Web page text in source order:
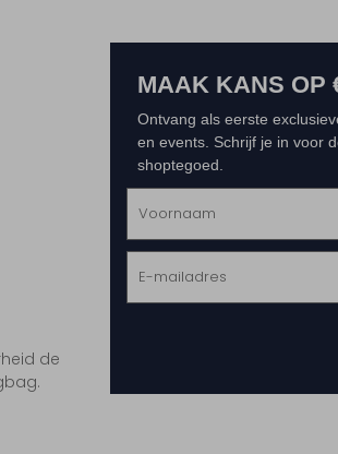
de
MAAK KANS OP
Ontvang als eerste
en events. Schrijf je in voor
shoptegoed.